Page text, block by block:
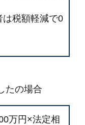
税額軽減で0
たの場合
万円×法定相